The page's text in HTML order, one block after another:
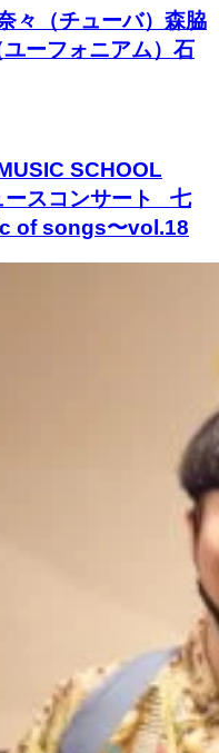
々（チューバ）森脇
ーフォニアム）石
SCHOOL
スコンサート 七
of songs〜vol.18